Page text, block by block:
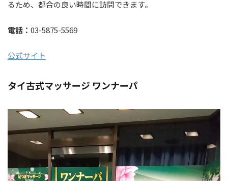
るため、都合の良い時間に訪問できます。
電話： 03-5875-5569
公式サイト
タイ古式マッサージ ワンナーパ